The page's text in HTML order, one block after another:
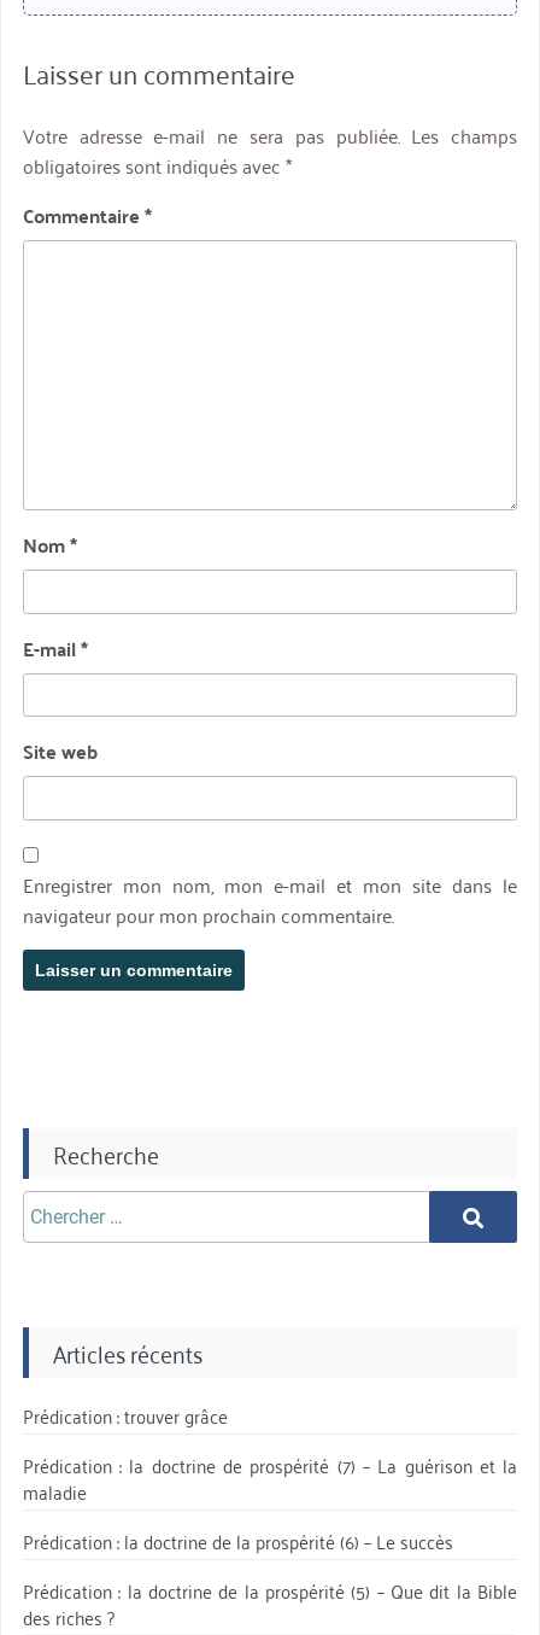
Laisser un commentaire
Votre adresse e-mail ne sera pas publiée. Les champs
obligatoires sont indiqués avec*
Commentaire*
Nom*
E-mail*
Site web
Enregistrer mon nom, mon e-mail et mon site dans le
navigateur pour mon prochain commentaire.
Recherche
Chercher
aprè:
Chercher
Articles récents
Prédication : trouver grâce
Prédication : la doctrine de prospérité (7) – La guérison et la
maladie
Prédication : la doctrine de la prospérité (6) – Le succès
Prédication : la doctrine de la prospérité (5) – Que dit la Bible
des riches ?